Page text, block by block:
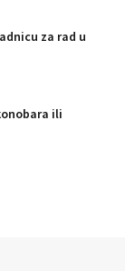
za rad u
ili